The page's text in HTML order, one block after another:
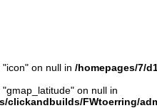
on null in /homepages/7/
on null in
clickandbuilds/FWtoerring/